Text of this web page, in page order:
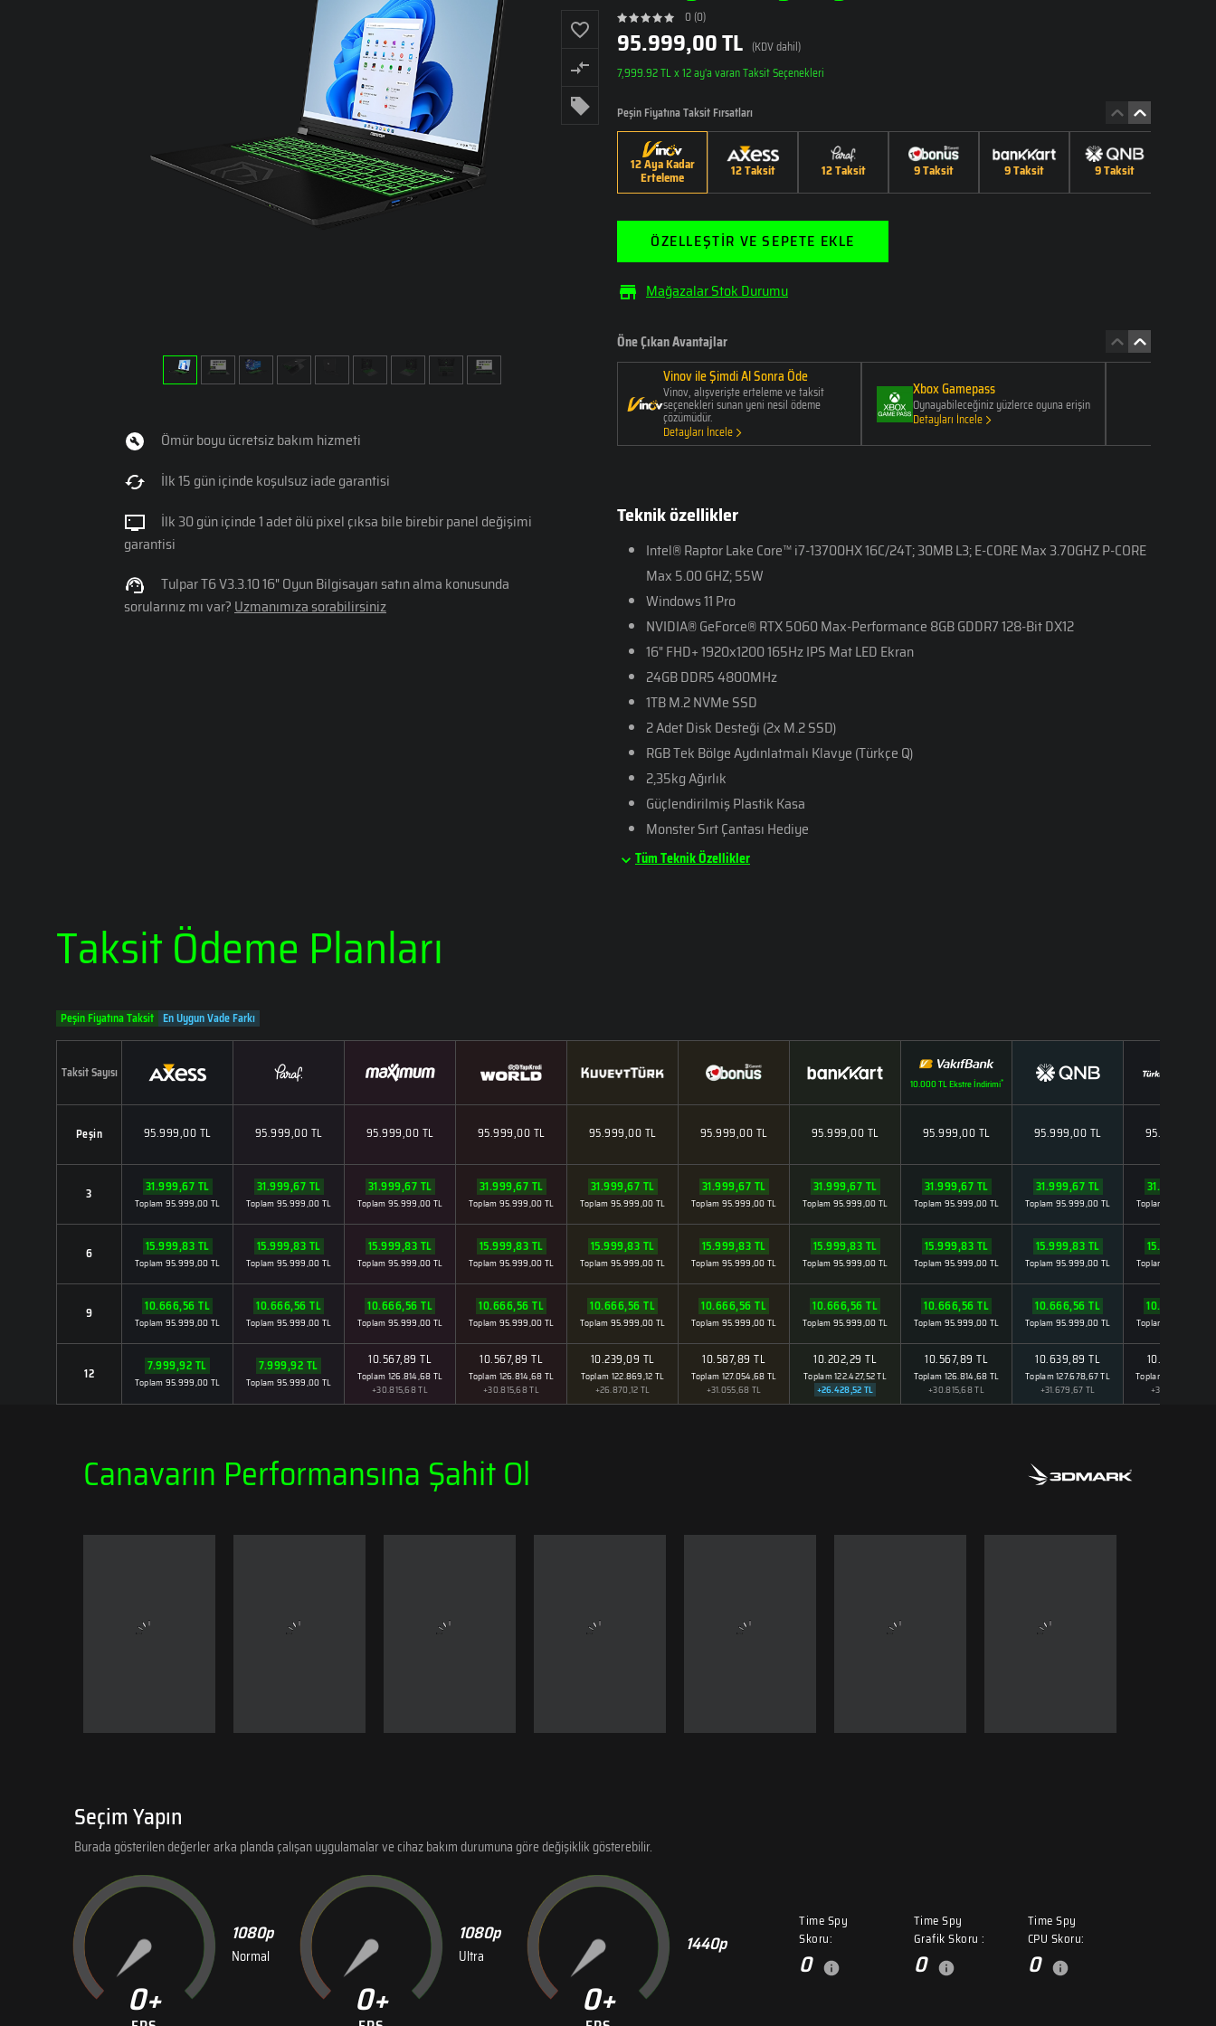
LAPTOPLAR
LAPTOPLAR
LAPTOPLAR
RTX 5090'LI
LAPTOPLAR
RTX A5000’Lİ
LAPTOPLAR
INTEL IRIS XE'Lİ
İŞLEMCI NESILLERI
CORE ULTRA
LAPTOPLAR
CORE ULTRA
LAPTOPLAR
12. NESİL
LAPTOPLAR
Ömür boyu ücretsiz bakım hizmeti
İlk 15 gün içinde koşulsuz iade garantisi
İlk 30 gün içinde 1 adet ölü pixel çıksa bile birebir panel değişimi
garantisi
Tulpar T6 V3.3.10 16" Oyun Bilgisayarı satın alma konusunda
sorularınız mı var? Uzmanımıza sorabilirsiniz
0 (0)
95.999,00 TL (KDV dahil)
7,999.92 TL x 12 ay'a varan Taksit Seçenekleri
Peşin Fiyatına Taksit Fırsatları
12 Aya Kadar
Erteleme 12 Taksit 12 Taksit 9 Taksit 9 Taksit 9 Taksit
ÖZELLEŞTIR VE SEPETE EKLE
Mağazalar Stok Durumu
Öne Çıkan Avantajlar
Vinov ile Şimdi Al Sonra Öde
Vinov, alışverişte erteleme ve taksit
seçenekleri sunan yeni nesil ödeme
çözümüdür.
Detayları İncele
Xbox Gamepass
Oynayabileceğiniz yüzlerce oyuna erişin
Detayları İncele
Teknik özellikler
Intel® Raptor Lake Core™ i7-13700HX 16C/24T; 30MB L3; E-CORE Max 3.70GHZ P-CORE
Max 5.00 GHZ; 55W
Windows 11 Pro
NVIDIA® GeForce® RTX 5060 Max-Performance 8GB GDDR7 128-Bit DX12
16" FHD+ 1920x1200 165Hz IPS Mat LED Ekran
24GB DDR5 4800MHz
1TB M.2 NVMe SSD
2 Adet Disk Desteği (2x M.2 SSD)
RGB Tek Bölge Aydınlatmalı Klavye (Türkçe Q)
2,35kg Ağırlık
Güçlendirilmiş Plastik Kasa
Monster Sırt Çantası Hediye
Tüm Teknik Özellikler
Taksit Ödeme Planları
Peşin Fiyatına Taksit En Uygun Vade Farkı
Taksit Sayısı
10.000 TL Ekstre İndirimi*
Peşin 95.999,00 TL 95.999,00 TL 95.999,00 TL 95.999,00 TL 95.999,00 TL 95.999,00 TL 95.999,00 TL 95.999,00 TL 95.999,00 TL 95.999,00 TL
3 31.999,67 TL
Toplam 95.999,00 TL
31.999,67 TL
Toplam 95.999,00 TL
31.999,67 TL
Toplam 95.999,00 TL
31.999,67 TL
Toplam 95.999,00 TL
31.999,67 TL
Toplam 95.999,00 TL
31.999,67 TL
Toplam 95.999,00 TL
31.999,67 TL
Toplam 95.999,00 TL
31.999,67 TL
Toplam 95.999,00 TL
31.999,67 TL
Toplam 95.999,00 TL
31.999,67 TL
Toplam 95.999,00
6 15.999,83 TL
Toplam 95.999,00 TL
15.999,83 TL
Toplam 95.999,00 TL
15.999,83 TL
Toplam 95.999,00 TL
15.999,83 TL
Toplam 95.999,00 TL
15.999,83 TL
Toplam 95.999,00 TL
15.999,83 TL
Toplam 95.999,00 TL
15.999,83 TL
Toplam 95.999,00 TL
15.999,83 TL
Toplam 95.999,00 TL
15.999,83 TL
Toplam 95.999,00 TL
15.999,83 TL
Toplam 95.999,00
9 10.666,56 TL
Toplam 95.999,00 TL
10.666,56 TL
Toplam 95.999,00 TL
10.666,56 TL
Toplam 95.999,00 TL
10.666,56 TL
Toplam 95.999,00 TL
10.666,56 TL
Toplam 95.999,00 TL
10.666,56 TL
Toplam 95.999,00 TL
10.666,56 TL
Toplam 95.999,00 TL
10.666,56 TL
Toplam 95.999,00 TL
10.666,56 TL
Toplam 95.999,00 TL
10.666,56 TL
Toplam 95.999,00
12 7.999,92 TL
Toplam 95.999,00 TL
7.999,92 TL
Toplam 95.999,00 TL
10.567,89 TL
Toplam 126.814,68 TL
+30.815,68 TL
10.567,89 TL
Toplam 126.814,68 TL
+30.815,68 TL
10.239,09 TL
Toplam 122.869,12 TL
+26.870,12 TL
10.587,89 TL
Toplam 127.054,68 TL
+31.055,68 TL
10.202,29 TL
Toplam 122.427,52 TL
+26.428,52 TL
10.567,89 TL
Toplam 126.814,68 TL
+30.815,68 TL
10.639,89 TL
Toplam 127.678,67 TL
+31.679,67 TL
10.524,69 TL
Toplam 126.296,28
+30.297,28 TL
Canavarın Performansına Şahit Ol
Seçim Yapın
Burada gösterilen değerler arka planda çalışan uygulamalar ve cihaz bakım durumuna göre değişiklik gösterebilir.
0
1080p
Normal
0
1080p
Ultra
0
1440p
Time Spy
Skoru:
0
Time Spy
Grafik Skoru :
0
Time Spy
CPU Skoru:
0